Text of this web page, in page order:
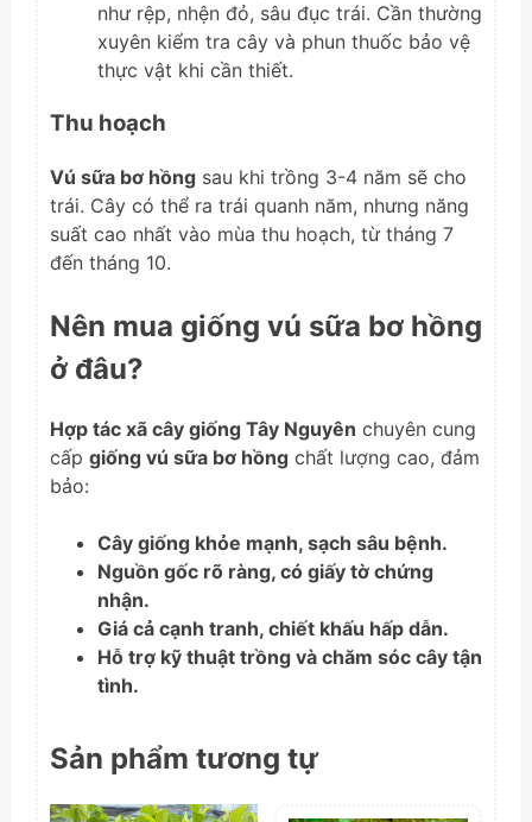
như rệp, nhện đỏ, sâu đục trái. Cần thường
xuyên kiểm tra cây và phun thuốc bảo vệ
thực vật khi cần thiết.
Thu hoạch
Vú sữa bơ hồng sau khi trồng 3-4 năm sẽ cho
trái. Cây có thể ra trái quanh năm, nhưng năng
suất cao nhất vào mùa thu hoạch, từ tháng 7
đến tháng 10.
Nên mua giống vú sữa bơ hồng
ở đâu?
Hợp tác xã cây giống Tây Nguyên chuyên cung
cấp giống vú sữa bơ hồng chất lượng cao, đảm
bảo:
Cây giống khỏe mạnh, sạch sâu bệnh.
Nguồn gốc rõ ràng, có giấy tờ chứng
nhận.
Giá cả cạnh tranh, chiết khấu hấp dẫn.
Hỗ trợ kỹ thuật trồng và chăm sóc cây tận
tình.
Sản phẩm tương tự